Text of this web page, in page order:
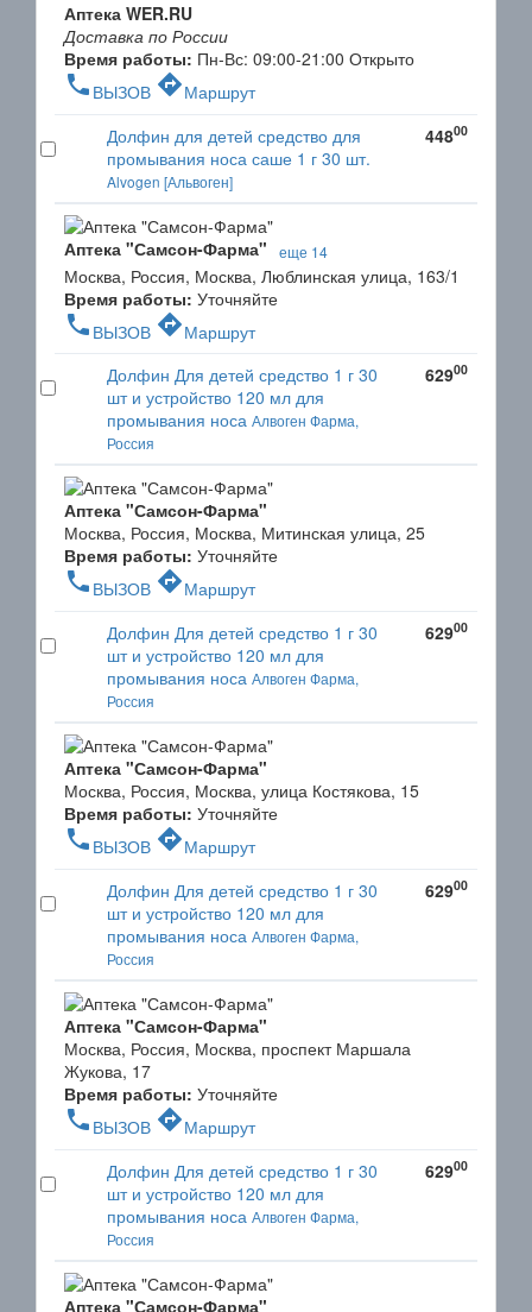
Аптека WER.RU
Доставка по России
Время работы: Пн-Вс: 09:00-21:00 Открыто
phone ВЫЗОВ directionsМаршрут
Долфин для детей средство для
промывания носа саше 1 г 30 шт.
Alvogen [Альвоген]
44800
Аптека "Самсон-Фарма" еще 14
Москва, Россия, Москва, Люблинская улица, 163/1
Время работы: Уточняйте
phone ВЫЗОВ directionsМаршрут
Долфин Для детей средство 1 г 30
шт и устройство 120 мл для
промывания носа Алвоген Фарма,
Россия
62900
Аптека "Самсон-Фарма"
Москва, Россия, Москва, Митинская улица, 25
Время работы: Уточняйте
phone ВЫЗОВ directionsМаршрут
Долфин Для детей средство 1 г 30
шт и устройство 120 мл для
промывания носа Алвоген Фарма,
Россия
62900
Аптека "Самсон-Фарма"
Москва, Россия, Москва, улица Костякова, 15
Время работы: Уточняйте
phone ВЫЗОВ directionsМаршрут
Долфин Для детей средство 1 г 30
шт и устройство 120 мл для
промывания носа Алвоген Фарма,
Россия
62900
Аптека "Самсон-Фарма"
Москва, Россия, Москва, проспект Маршала
Жукова, 17
Время работы: Уточняйте
phone ВЫЗОВ directionsМаршрут
Долфин Для детей средство 1 г 30
шт и устройство 120 мл для
промывания носа Алвоген Фарма,
Россия
62900
Аптека "Самсон-Фарма"